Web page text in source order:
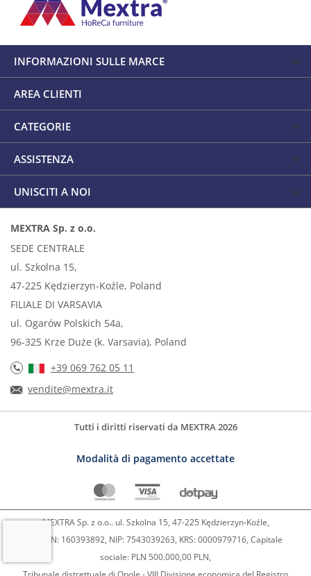
INFORMAZIONI SULLE MARCE
AREA CLIENTI
CATEGORIE
ASSISTENZA
UNISCITI A NOI
MEXTRA Sp. z o.o.
SEDE CENTRALE
ul. Szkolna 15,
47-225 Kędzierzyn-Koźle, Poland
FILIALE DI VARSAVIA
ul. Ogarów Polskich 54a,
96-325 Krze Duże (k. Varsavia), Poland
+39 069 762 05 11
vendite@mextra.it
Tutti i diritti riservati da MEXTRA 2026
Modalità di pagamento accettate
MEXTRA Sp. z o.o.. ul. Szkolna 15, 47-225 Kędzierzyn-Koźle,
REGON: 160393892, NIP: 7543039263, KRS: 0000979716, Capitale
sociale: PLN 500.000,00 PLN,